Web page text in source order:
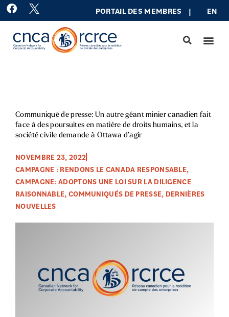
AllerF
a
e
b
PORTAIL DES MEMBRES | EN
Communiqué de presse: Un autre géant minier canadien fait
face à des poursuites en matière de droits humains, et la
société civile demande à Ottawa d’agir
NOVEMBRE 23, 2022
CAMPAGNE : RENDONS LE CANADA RESPONSABLE,
CAMPAGNE: ADOPTONS UNE LOI SUR LA DILIGENCE
RAISONNABLE, COMMUNIQUÉS DE PRESSE, DERNIÈRES
NOUVELLES